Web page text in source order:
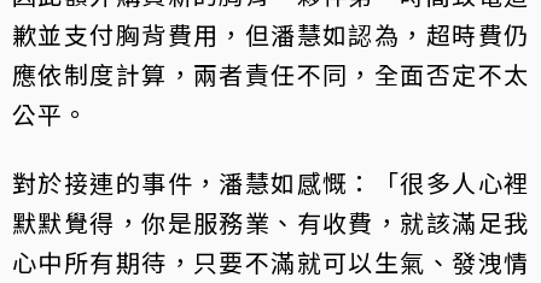
歉並支付胸背費用，但潘慧如認為，超時費仍
應依制度計算，兩者責任不同，全面否定不太
公平。
對於接連的事件，潘慧如感慨：「很多人心裡
默默覺得，你是服務業、有收費，就該滿足我
心中所有期待，只要不滿就可以生氣、發洩情